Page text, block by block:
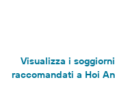
Visualizza i soggiorni
raccomandati a Hoi An